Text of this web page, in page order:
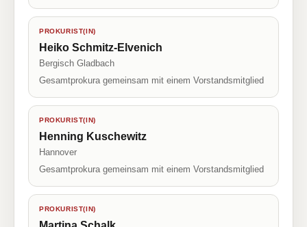
PROKURIST(IN)
Heiko Schmitz-Elvenich
Bergisch Gladbach
Gesamtprokura gemeinsam mit einem Vorstandsmitglied
PROKURIST(IN)
Henning Kuschewitz
Hannover
Gesamtprokura gemeinsam mit einem Vorstandsmitglied
PROKURIST(IN)